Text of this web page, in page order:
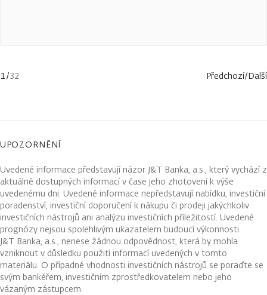
1 /32 Předchozí/Další
UPOZORNĚNÍ
Uvedené informace představují názor J&T Banka, a.s., který vychází z
aktuálně dostupných informací v čase jeho zhotovení k výše
uvedenému dni. Uvedené informace nepředstavují nabídku, investiční
poradenství, investiční doporučení k nákupu či prodeji jakýchkoliv
investičních nástrojů ani analýzu investičních příležitostí. Uvedené
prognózy nejsou spolehlivým ukazatelem budoucí výkonnosti.
J&T Banka, a.s., nenese žádnou odpovědnost, která by mohla
vzniknout v důsledku použití informací uvedených v tomto
materiálu. O případné vhodnosti investičních nástrojů se poraďte se
svým bankéřem, investičním zprostředkovatelem nebo jeho
vázaným zástupcem.